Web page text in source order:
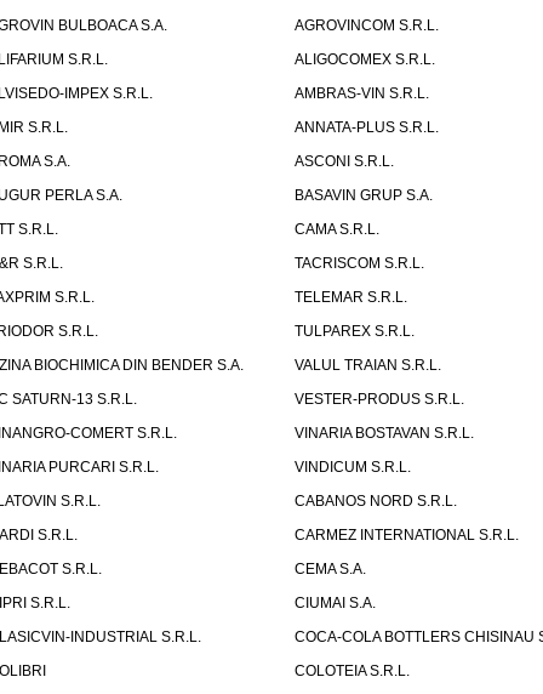
BULBOACA S.A.
AGROVINCOM S.R.L.
S.R.L.
ALIGOCOMEX S.R.L.
IMPEX S.R.L.
AMBRAS-VIN S.R.L.
S.R.L.
ANNATA-PLUS S.R.L.
S.A.
ASCONI S.R.L.
PERLA S.A.
BASAVIN GRUP S.A.
S.R.L.
CAMA S.R.L.
S.R.L.
TACRISCOM S.R.L.
S.R.L.
TELEMAR S.R.L.
S.R.L.
TULPAREX S.R.L.
BIOCHIMICA DIN BENDER S.A.
VALUL TRAIAN S.R.L.
SATURN-13 S.R.L.
VESTER-PRODUS S.R.L.
COMERT S.R.L.
VINARIA BOSTAVAN S.R.L.
PURCARI S.R.L.
VINDICUM S.R.L.
S.R.L.
CABANOS NORD S.R.L.
S.R.L.
CARMEZ INTERNATIONAL S.R.L.
S.R.L.
CEMA S.A.
S.R.L.
CIUMAI S.A.
INDUSTRIAL S.R.L.
COCA-COLA BOTTLERS CHISINAU
COLOTEIA S.R.L.